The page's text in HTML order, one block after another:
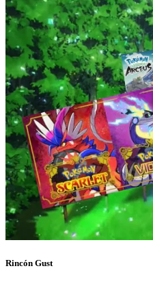
Rincón Gust